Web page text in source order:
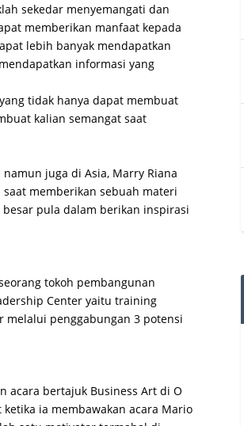
sekedar menyemangati dan
memberikan manfaat kepada
lebih banyak mendapatkan
informasi yang
tidak hanya dapat membuat
kalian semangat saat
juga di Asia, Marry Riana
memberikan sebuah materi
pula dalam berikan inspirasi
tokoh pembangunan
Center yaitu training
penggabungan 3 potensi
acara bertajuk Business Art di O
ia membawakan acara Mario